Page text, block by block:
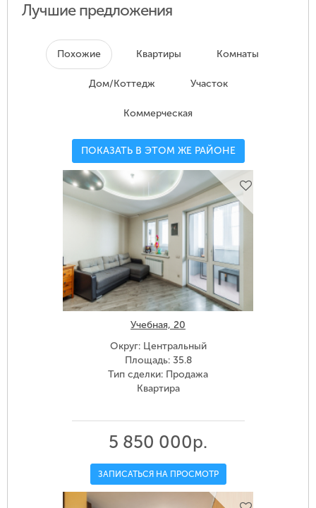
Лучшие предложения
Похожие Квартиры Комнаты
Дом/Коттедж Участок
Коммерческая
ПОКАЗАТЬ В ЭТОМ ЖЕ РАЙОНЕ
Учебная, 20
Округ: Центральный
Площадь: 35.8
Тип сделки: Продажа
Квартира
5 850 000р.
ЗАПИСАТЬСЯ НА ПРОСМОТР